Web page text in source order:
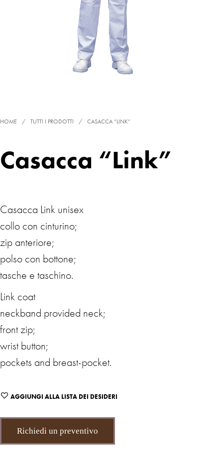
HOME / TUTTI I PRODOTTI / CASACCA “LINK”
Casacca “Link”
Casacca Link unisex
collo con cinturino;
zip anteriore;
polso con bottone;
tasche e taschino.
Link coat
neckband provided neck;
front zip;
wrist button;
pockets and breast-pocket.
AGGIUNGI ALLA LISTA DEI DESIDERI
Richiedi un preventivo